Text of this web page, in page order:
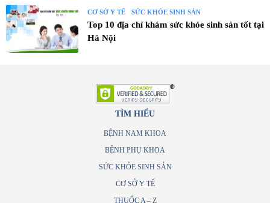
CƠ SỞ Y TẾ SỨC KHỎE SINH SẢN
Top 10 địa chỉ khám sức khỏe sinh sản tốt tại
Hà Nội
TÌM HIỂU
BỆNH NAM KHOA
BỆNH PHỤ KHOA
SỨC KHỎE SINH SẢN
CƠ SỞ Y TẾ
THUỐC A – Z